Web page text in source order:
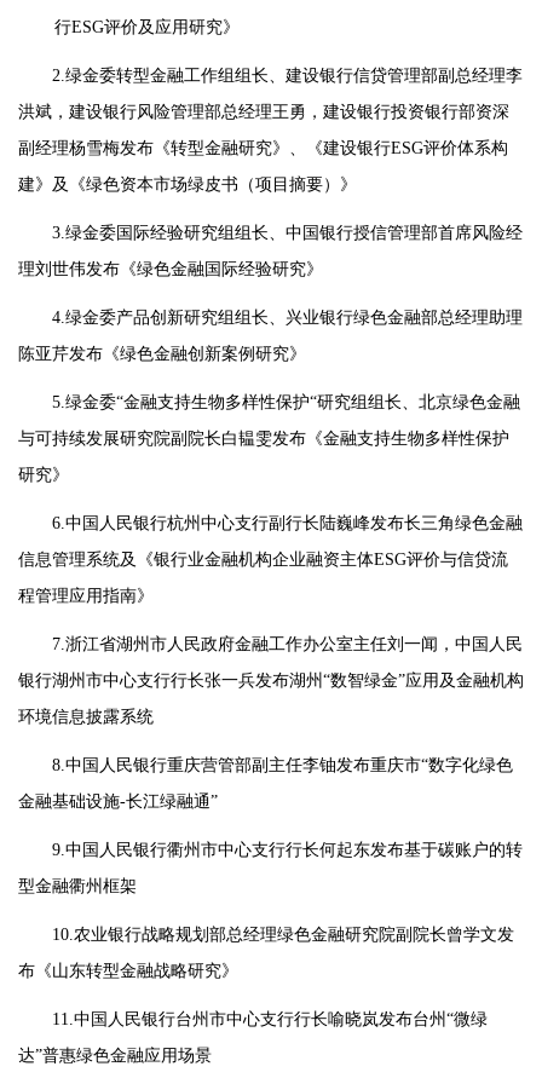
行ESG评价及应用研究》
2.绿金委转型金融工作组组长、建设银行信贷管理部副总经理李
洪斌，建设银行风险管理部总经理王勇，建设银行投资银行部资深
副经理杨雪梅发布《转型金融研究》、《建设银行ESG评价体系构
建》及《绿色资本市场绿皮书（项目摘要）》
3.绿金委国际经验研究组组长、中国银行授信管理部首席风险经
理刘世伟发布《绿色金融国际经验研究》
4.绿金委产品创新研究组组长、兴业银行绿色金融部总经理助理
陈亚芹发布《绿色金融创新案例研究》
5.绿金委“金融支持生物多样性保护“研究组组长、北京绿色金融
与可持续发展研究院副院长白韫雯发布《金融支持生物多样性保护
研究》
6.中国人民银行杭州中心支行副行长陆巍峰发布长三角绿色金融
信息管理系统及《银行业金融机构企业融资主体ESG评价与信贷流
程管理应用指南》
7.浙江省湖州市人民政府金融工作办公室主任刘一闻，中国人民
银行湖州市中心支行行长张一兵发布湖州“数智绿金”应用及金融机构
环境信息披露系统
8.中国人民银行重庆营管部副主任李铀发布重庆市“数字化绿色
金融基础设施-长江绿融通”
9.中国人民银行衢州市中心支行行长何起东发布基于碳账户的转
型金融衢州框架
10.农业银行战略规划部总经理绿色金融研究院副院长曾学文发
布《山东转型金融战略研究》
11.中国人民银行台州市中心支行行长喻晓岚发布台州“微绿
达”普惠绿色金融应用场景